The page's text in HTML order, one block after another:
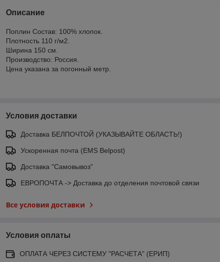
Описание
Поплин Состав: 100% хлопок.
Плотность 110 г/м2.
Ширина 150 см.
Производство: Россия.
Цена указана за погонный метр.
Условия доставки
Доставка БЕЛПОЧТОЙ (УКАЗЫВАЙТЕ ОБЛАСТЬ!)
Ускоренная почта (EMS Belpost)
Доставка "Самовывоз"
ЕВРОПОЧТА -> Доставка до отделения почтовой связи
Все условия доставки
Условия оплаты
ОПЛАТА ЧЕРЕЗ СИСТЕМУ "РАСЧЕТА" (ЕРИП)